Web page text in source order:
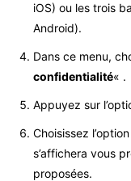
iOS) ou les trois
Android).
Dans ce menu,
confidentialité« .
Appuyez sur
Choisissez
s’affichera vous
proposées.